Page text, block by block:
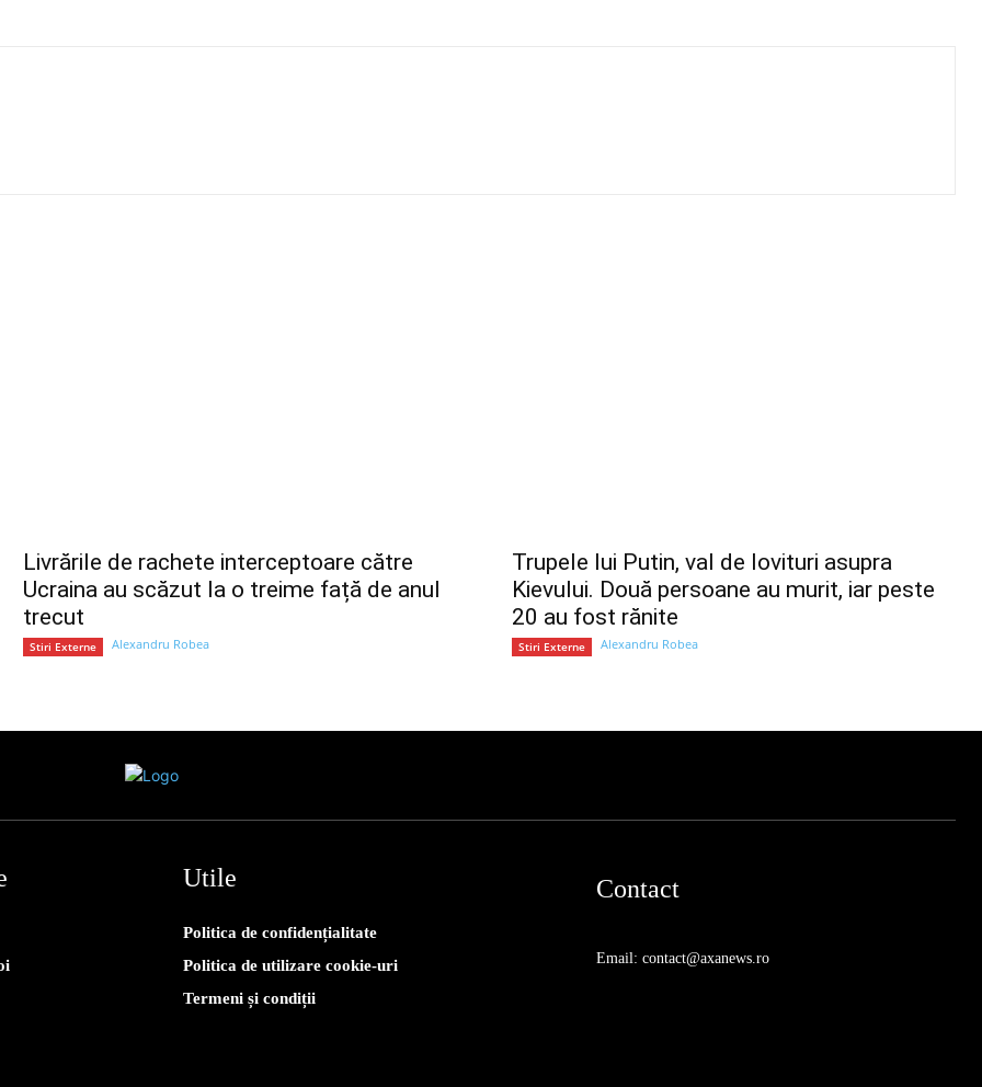
Livrările de rachete interceptoare către
Ucraina au scăzut la o treime față de anul
trecut
Stiri Externe Alexandru Robea
Trupele lui Putin, val de lovituri asupra
Kievului. Două persoane au murit, iar peste
20 au fost rănite
Stiri Externe Alexandru Robea
Utile
Politica de confidențialitate
Politica de utilizare cookie-uri
Termeni și condiții
Contact
Email: contact@axanews.ro